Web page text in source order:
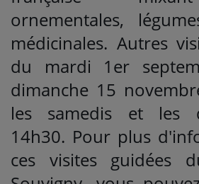
ornementales,
médicinales. Autres
du mardi 1er
dimanche 15
les samedis et les
14h30. Pour plus
ces visites guidées